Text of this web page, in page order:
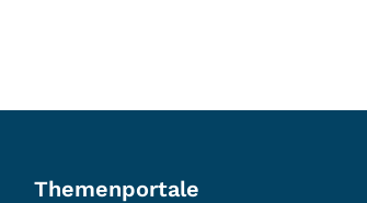
Themenportale